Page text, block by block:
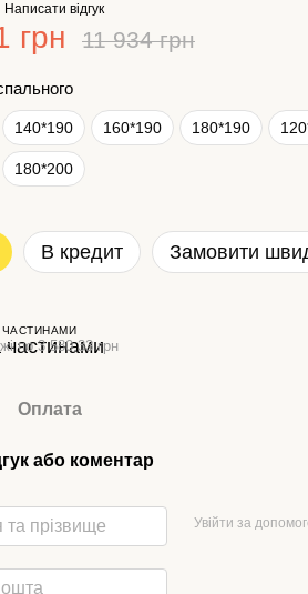
Написати відгук
грн 11 934 грн
140*190 160*190 180*190
180*200
В кредит Замовити
ЧАСТИНАМИ
по 3 580.33 грн
Оплата
або коментар
Увійти за